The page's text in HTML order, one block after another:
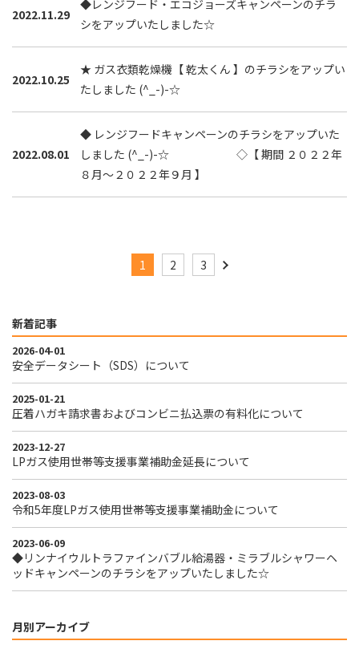
2022.11.29
◆レンジフード・エコジョーズキャンペーンのチラ
シをアップいたしました☆
2022.10.25
★ ガス衣類乾燥機【 乾太くん 】のチラシをアップい
たしました (^_-)-☆
2022.08.01
◆ レンジフードキャンペーンのチラシをアップいた
しました (^_-)-☆ ◇【 期間 ２０２２年
８月～２０２２年９月 】
1 2 3
新着記事
2026-04-01
安全データシート（SDS）について
2025-01-21
圧着ハガキ請求書およびコンビニ払込票の有料化について
2023-12-27
LPガス使用世帯等支援事業補助金延長について
2023-08-03
令和5年度LPガス使用世帯等支援事業補助金について
2023-06-09
◆リンナイウルトラファインバブル給湯器・ミラブルシャワーヘ
ッドキャンペーンのチラシをアップいたしました☆
月別アーカイブ